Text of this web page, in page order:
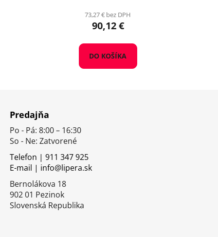
73,27 € bez DPH
90,12 €
DO KOŠÍKA
Predajňa
Po - Pá: 8:00 – 16:30
So - Ne: Zatvorené
Telefon | 911 347 925
E-mail | info@lipera.sk
Bernolákova 18
902 01 Pezinok
Slovenská Republika